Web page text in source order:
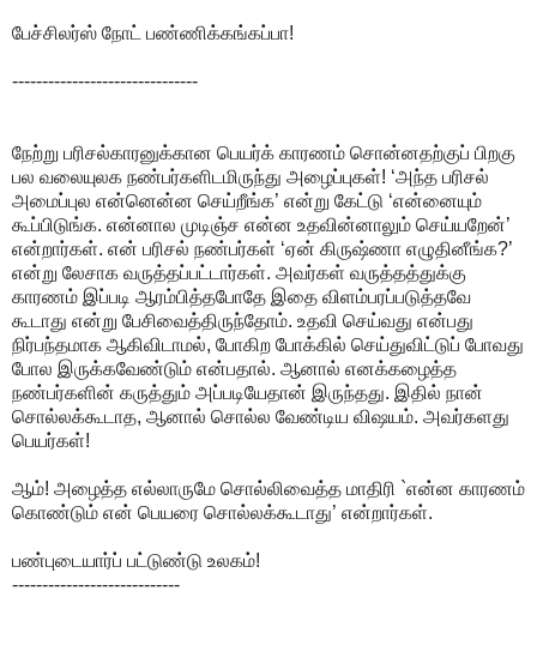
பேச்சிலர்ஸ் நோட் பண்ணிக்கங்கப்பா!
-------------------------------
நேற்று பரிசல்காரனுக்கான பெயர்க் காரணம் சொன்னதற்குப் பிறகு
பல வலையுலக நண்பர்களிடமிருந்து அழைப்புகள்! ‘அந்த பரிசல்
அமைப்புல என்னென்ன செய்றீங்க’ என்று கேட்டு ‘என்னையும்
கூப்பிடுங்க. என்னால முடிஞ்ச என்ன உதவின்னாலும் செய்யறேன்’
என்றார்கள். என் பரிசல் நண்பர்கள் ‘ஏன் கிருஷ்ணா எழுதினீங்க?’
என்று லேசாக வருத்தப்பட்டார்கள். அவர்கள் வருத்தத்துக்கு
காரணம் இப்படி ஆரம்பித்தபோதே இதை விளம்பரப்படுத்தவே
கூடாது என்று பேசிவைத்திருந்தோம். உதவி செய்வது என்பது
நிர்பந்தமாக ஆகிவிடாமல், போகிற போக்கில் செய்துவிட்டுப் போவது
போல இருக்கவேண்டும் என்பதால். ஆனால் எனக்கழைத்த
நண்பர்களின் கருத்தும் அப்படியேதான் இருந்தது. இதில் நான்
சொல்லக்கூடாத, ஆனால் சொல்ல வேண்டிய விஷயம். அவர்களது
பெயர்கள்!
ஆம்! அழைத்த எல்லாருமே சொல்லிவைத்த மாதிரி `என்ன காரணம்
கொண்டும் என் பெயரை சொல்லக்கூடாது’ என்றார்கள்.
பண்புடையார்ப் பட்டுண்டு உலகம்!
----------------------------